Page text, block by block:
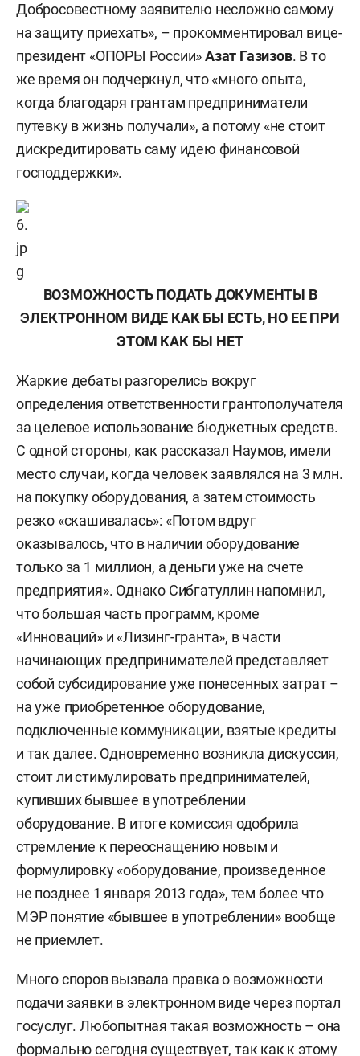
Добросовестному заявителю несложно самому
на защиту приехать», – прокомментировал вице-
президент «ОПОРЫ России»Азат Газизов. В то
же время он подчеркнул, что «много опыта,
когда благодаря грантам предприниматели
путевку в жизнь получали», а потому «не стоит
дискредитировать саму идею финансовой
господдержки».
ВОЗМОЖНОСТЬ ПОДАТЬ ДОКУМЕНТЫ В
ЭЛЕКТРОННОМ ВИДЕ КАК БЫ ЕСТЬ, НО ЕЕ ПРИ
ЭТОМ КАК БЫ НЕТ
Жаркие дебаты разгорелись вокруг
определения ответственности грантополучателя
за целевое использование бюджетных средств.
С одной стороны, как рассказал Наумов, имели
место случаи, когда человек заявлялся на 3 млн.
на покупку оборудования, а затем стоимость
резко «скашивалась»: «Потом вдруг
оказывалось, что в наличии оборудование
только за 1 миллион, а деньги уже на счете
предприятия». Однако Сибгатуллин напомнил,
что большая часть программ, кроме
«Инноваций» и «Лизинг-гранта», в части
начинающих предпринимателей представляет
собой субсидирование уже понесенных затрат –
на уже приобретенное оборудование,
подключенные коммуникации, взятые кредиты
и так далее. Одновременно возникла дискуссия,
стоит ли стимулировать предпринимателей,
купивших бывшее в употреблении
оборудование. В итоге комиссия одобрила
стремление к переоснащению новым и
формулировку «оборудование, произведенное
не позднее 1 января 2013 года», тем более что
МЭР понятие «бывшее в употреблении» вообще
не приемлет.
Много споров вызвала правка о возможности
подачи заявки в электронном виде через портал
госуслуг. Любопытная такая возможность – она
формально сегодня существует, так как к этому